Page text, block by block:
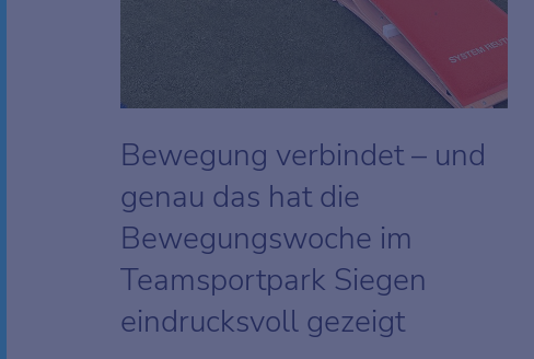
Bewegung verbindet – und
genau das hat die
Bewegungswoche im
Teamsportpark Siegen
eindrucksvoll gezeigt